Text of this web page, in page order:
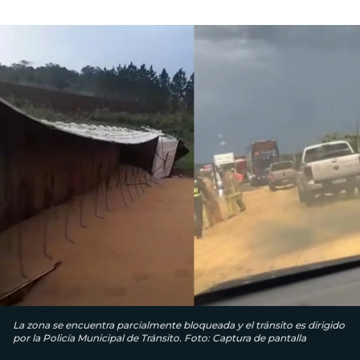
La zona se encuentra parcialmente bloqueada y el tránsito es dirigido
por la Policía Municipal de Tránsito. Foto: Captura de pantalla